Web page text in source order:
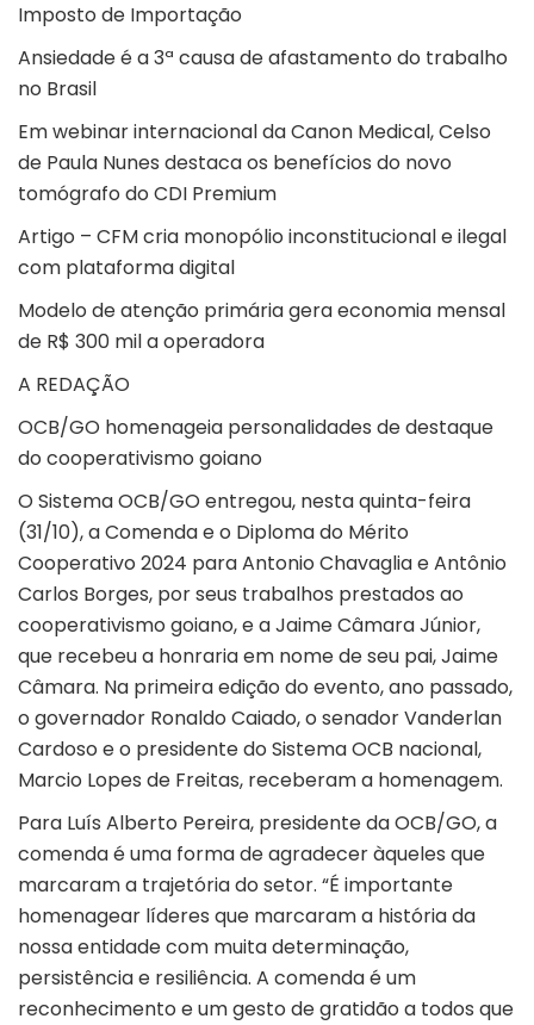
Imposto de Importação
Ansiedade é a 3ª causa de afastamento do trabalho
no Brasil
Em webinar internacional da Canon Medical, Celso
de Paula Nunes destaca os benefícios do novo
tomógrafo do CDI Premium
Artigo – CFM cria monopólio inconstitucional e ilegal
com plataforma digital
Modelo de atenção primária gera economia mensal
de R$ 300 mil a operadora
A REDAÇÃO
OCB/GO homenageia personalidades de destaque
do cooperativismo goiano
O Sistema OCB/GO entregou, nesta quinta-feira
(31/10), a Comenda e o Diploma do Mérito
Cooperativo 2024 para Antonio Chavaglia e Antônio
Carlos Borges, por seus trabalhos prestados ao
cooperativismo goiano, e a Jaime Câmara Júnior,
que recebeu a honraria em nome de seu pai, Jaime
Câmara. Na primeira edição do evento, ano passado,
o governador Ronaldo Caiado, o senador Vanderlan
Cardoso e o presidente do Sistema OCB nacional,
Marcio Lopes de Freitas, receberam a homenagem.
Para Luís Alberto Pereira, presidente da OCB/GO, a
comenda é uma forma de agradecer àqueles que
marcaram a trajetória do setor. “É importante
homenagear líderes que marcaram a história da
nossa entidade com muita determinação,
persistência e resiliência. A comenda é um
reconhecimento e um gesto de gratidão a todos que